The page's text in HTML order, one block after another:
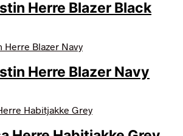
Herre Blazer Black
Herre Blazer Navy